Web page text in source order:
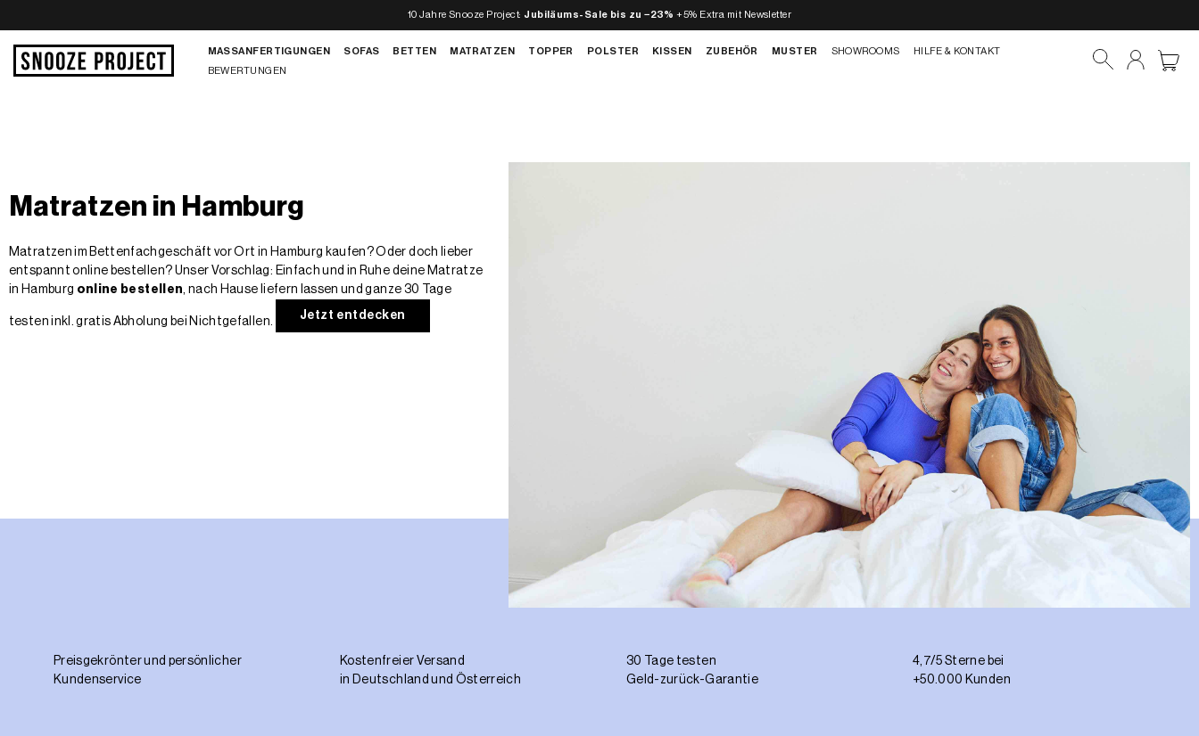
Inhalt
springen
10 Jahre Snooze Project: Jubiläums-Sale bis zu −23% +5% Extra mit Newsletter
MASSANFERTIGUNGEN SOFAS BETTEN MATRATZEN TOPPER POLSTER KISSEN ZUBEHÖR MUSTER SHOWROOMS
HILFE & KONTAKT
BEWERTUNGEN
Matratzen in Hamburg
Matratzen im Bettenfachgeschäft vor Ort in Hamburg kaufen? Oder doch lieber
entspannt online bestellen? Unser Vorschlag: Einfach und in Ruhe deine Matratze
in Hamburg online bestellen, nach Hause liefern lassen und ganze 30 Tage
testen inkl. gratis Abholung bei Nichtgefallen.
Jetzt entdecken
Preisgekrönter und persönlicher
Kundenservice
Kostenfreier Versand
in Deutschland und Österreich
30 Tage testen
Geld-zurück-Garantie
4,7/5 Sterne bei
+50.000 Kunden